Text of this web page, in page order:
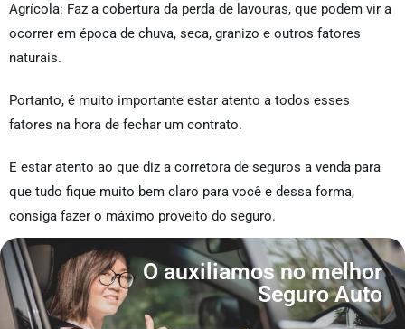
Agrícola: Faz a cobertura da perda de lavouras, que podem vir a
ocorrer em época de chuva, seca, granizo e outros fatores
naturais.
Portanto, é muito importante estar atento a todos esses
fatores na hora de fechar um contrato.
E estar atento ao que diz a corretora de seguros a venda para
que tudo fique muito bem claro para você e dessa forma,
consiga fazer o máximo proveito do seguro.
O auxiliamos no melhor
Seguro Auto